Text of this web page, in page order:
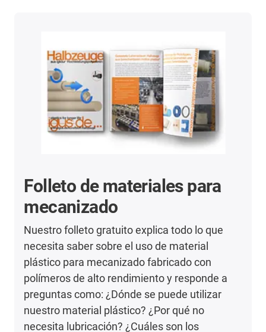
Folleto de materiales para
mecanizado
Nuestro folleto gratuito explica todo lo que
necesita saber sobre el uso de material
plástico para mecanizado fabricado con
polímeros de alto rendimiento y responde a
preguntas como: ¿Dónde se puede utilizar
nuestro material plástico? ¿Por qué no
necesita lubricación? ¿Cuáles son los